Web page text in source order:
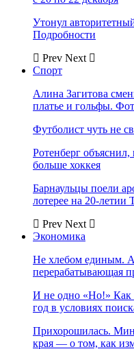
Утонул
Подробности
Prev Next
Спорт
Алина Загитова
платье и гольфы.
Футболист чуть не
Ротенберг
больше хоккея
Барнаульцы поели
лотерее на 20-летии
Prev Next
Экономика
Не хлебом единым.
перерабатывающая
И не одно «Но!» Как
год в условиях
Прихорошилась.
края — о том, как